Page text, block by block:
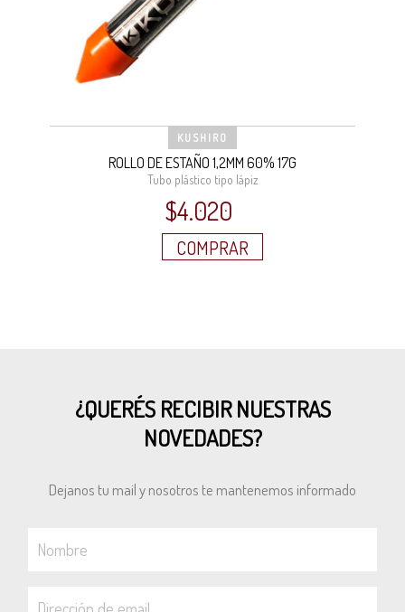
KUSHIRO
ROLLO DE ESTAÑO 1,2MM 60% 17G
Tubo plástico tipo lápiz
$4.020
COMPRAR
¿QUERÉS RECIBIR NUESTRAS
NOVEDADES?
Dejanos tu mail y nosotros te mantenemos informado